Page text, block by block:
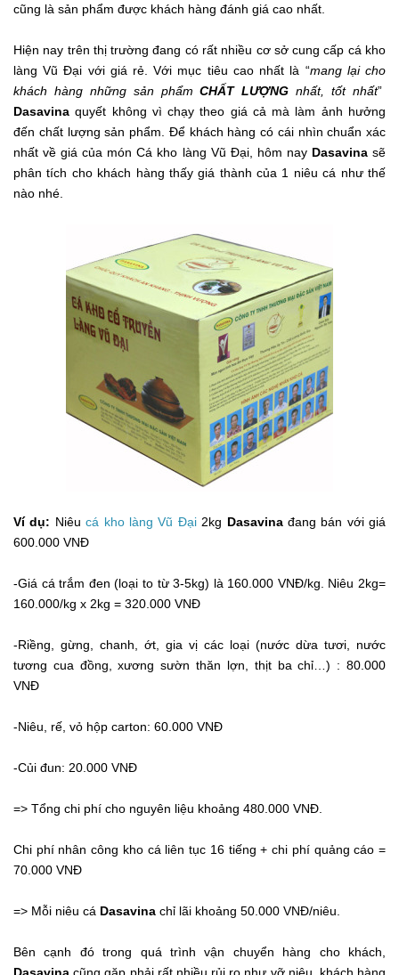
cũng là sản phẩm được khách hàng đánh giá cao nhất.
Hiện nay trên thị trường đang có rất nhiều cơ sở cung cấp cá kho
làng Vũ Đại với giá rẻ. Với mục tiêu cao nhất là “mang lại cho
khách hàng những sản phẩm CHẤT LƯỢNGnhất, tốt nhất”
Dasavina quyết không vì chạy theo giá cả mà làm ảnh hưởng
đến chất lượng sản phẩm. Để khách hàng có cái nhìn chuẩn xác
nhất về giá của món Cá kho làng Vũ Đại, hôm nay Dasavinasẽ
phân tích cho khách hàng thấy giá thành của 1 niêu cá như thế
nào nhé.
Ví dụ: Niêucá kho làng Vũ Đại2kg Dasavinađang bán với giá
600.000 VNĐ
-Giá cá trắm đen (loại to từ 3-5kg) là 160.000 VNĐ/kg. Niêu 2kg=
160.000/kg x 2kg = 320.000 VNĐ
-Riềng, gừng, chanh, ớt, gia vị các loại (nước dừa tươi, nước
tương cua đồng, xương sườn thăn lợn, thịt ba chỉ…) : 80.000
VNĐ
-Niêu, rế, vỏ hộp carton: 60.000 VNĐ
-Củi đun: 20.000 VNĐ
=> Tổng chi phí cho nguyên liệu khoảng 480.000 VNĐ.
Chi phí nhân công kho cá liên tục 16 tiếng + chi phí quảng cáo =
70.000 VNĐ
=> Mỗi niêu cá Dasavina chỉ lãi khoảng 50.000 VNĐ/niêu.
Bên cạnh đó trong quá trình vận chuyển hàng cho khách,
Dasavina cũng gặp phải rất nhiều rủi ro như vỡ niêu, khách hàng